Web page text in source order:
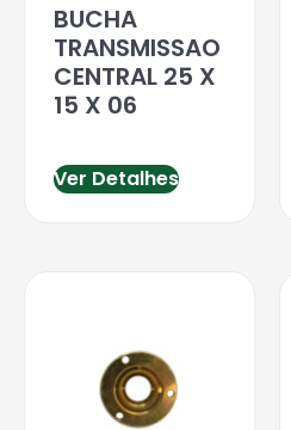
BUCHA
TRANSMISSAO
CENTRAL 25 X
15 X 06
Ver Detalhes